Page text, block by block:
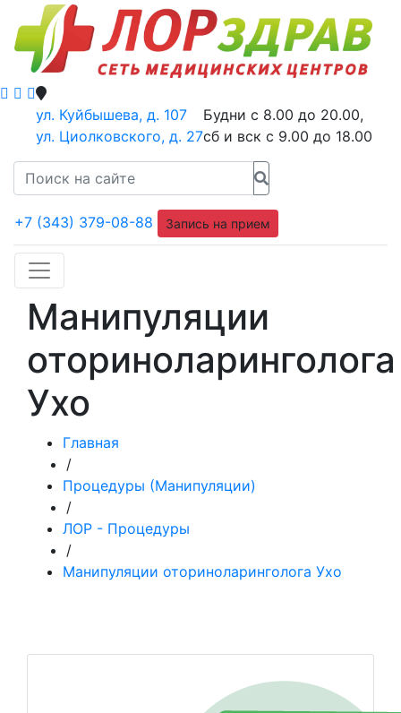
ул. Куйбышева, д. 107
ул. Циолковского, д. 27
Будни с 8.00 до 20.00,
сб и вск с 9.00 до 18.00
+7 (343) 379-08-88 Запись на прием
Манипуляции
оториноларинголога
Ухо
Главная
/
Процедуры (Манипуляции)
/
ЛОР - Процедуры
/
Манипуляции оториноларинголога Ухо